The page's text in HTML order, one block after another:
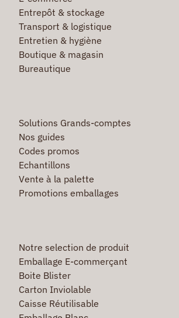
Entrepôt & stockage
Transport & logistique
Entretien & hygiène
Boutique & magasin
Bureautique
Solutions Grands-comptes
Nos guides
Codes promos
Echantillons
Vente à la palette
Promotions emballages
Notre selection de produit
Emballage E-commerçant
Boite Blister
Carton Inviolable
Caisse Réutilisable